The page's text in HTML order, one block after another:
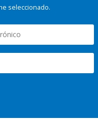
seleccionado.